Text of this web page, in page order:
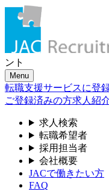
ント
Menu
転職支援サービスに登
ご登録済みの方求人紹
求人検索
転職希望者
採用担当者
会社概要
JACで働きたい方
FAQ